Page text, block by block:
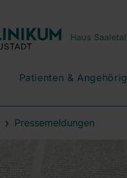
Haus Saaletal
Patienten &
Pressemeldungen